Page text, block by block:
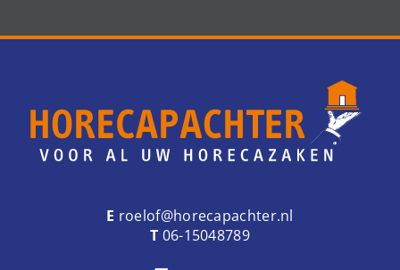
E roelof@horecapachter.nl
T 06-15048789